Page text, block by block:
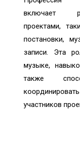
включает
проектами,
постановки,
записи. Эта
музыке,
также
участников